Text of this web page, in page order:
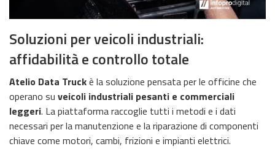
Soluzioni per veicoli industriali:
affidabilità e controllo totale
Atelio Data Truckè la soluzione pensata per le officine che
operano su veicoli industriali pesanti e commerciali
leggeri. La piattaforma raccoglie tutti i metodi e i dati
necessari per la manutenzione e la riparazione di componenti
chiave come motori, cambi, frizioni e impianti elettrici.